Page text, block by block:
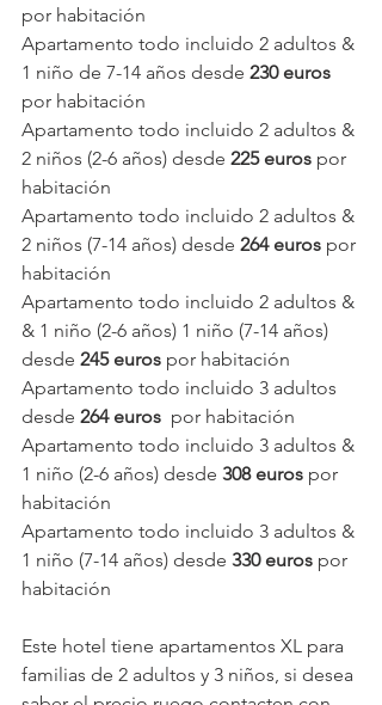
por habitación
Apartamento todo incluido 2 adultos &
1 niño de 7-14 años desde 230 euros
por habitación
Apartamento todo incluido 2 adultos &
2 niños (2-6 años) desde 225 euros por
habitación
Apartamento todo incluido 2 adultos &
2 niños (7-14 años) desde 264 euros por
habitación
Apartamento todo incluido 2 adultos &
& 1 niño (2-6 años) 1 niño (7-14 años)
desde 245 euros por habitación
Apartamento todo incluido 3 adultos
desde 264 euros por habitación
Apartamento todo incluido 3 adultos &
1 niño (2-6 años) desde 308 euros por
habitación
Apartamento todo incluido 3 adultos &
1 niño (7-14 años) desde 330 euros por
habitación
Este hotel tiene apartamentos XL para
familias de 2 adultos y 3 niños, si desea